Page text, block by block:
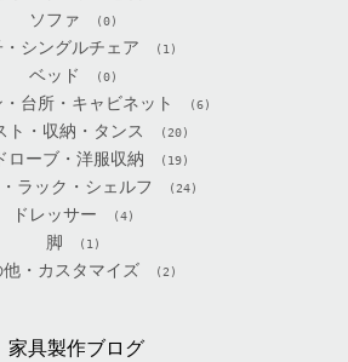
ソファ (0)
シングルチェア (1)
ベッド (0)
台所・キャビネット (6)
ト・収納・タンス (20)
ローブ・洋服収納 (19)
ラック・シェルフ (24)
ドレッサー (4)
脚 (1)
他・カスタマイズ (2)
家具製作ブログ